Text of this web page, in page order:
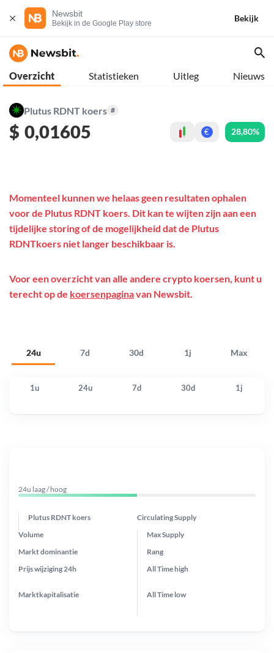
Newsbit
Bekijk in de Google Play store
Bekijk
Overzicht Statistieken Uitleg Nieuws
Plutus RDNT koers #
$ 0,01605 € 28,80%
24u 7d 30d 1j Max
Momenteel kunnen we helaas geen resultaten ophalen
voor de Plutus RDNT koers. Dit kan te wijten zijn aan een
tijdelijke storing of de mogelijkheid dat de Plutus
RDNTkoers niet langer beschikbaar is.
Voor een overzicht van alle andere crypto koersen, kunt u
terecht op de koersenpaginavan Newsbit.
1u 24u 7d 30d 1j
24u laag / hoog
Plutus RDNT koers Circulating Supply
Prijs wijziging 24h
Max Supply
Markt dominantie
Marktkapitalisatie
Volume
Rang
All Timehigh
All Time low